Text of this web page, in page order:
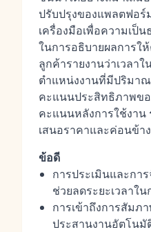
ปรับปรุงของแพลตฟอร์
เครื่องมือเพื่อความเป็
ในการอธิบายผลการใ
ลูกค้ารายงานว่าเวลา
ตำแหน่งงานที่มีปริมาณ
คะแนนประสิทธิภาพข
คะแนนหลังการใช้งาน
เสนอราคาและค่อนข้า
ข้อดี
การประเมินและกา
ช่วยลดระยะเวลาใน
การเข้าถึงการสัมภ
ประสานงานอัตโนมั